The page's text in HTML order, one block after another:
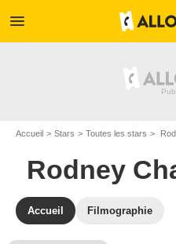
menu
Accueil Stars Toutes les stars
Rodney
Accueil Filmographie